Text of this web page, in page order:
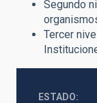
Segundo
Tercer
ESTADO